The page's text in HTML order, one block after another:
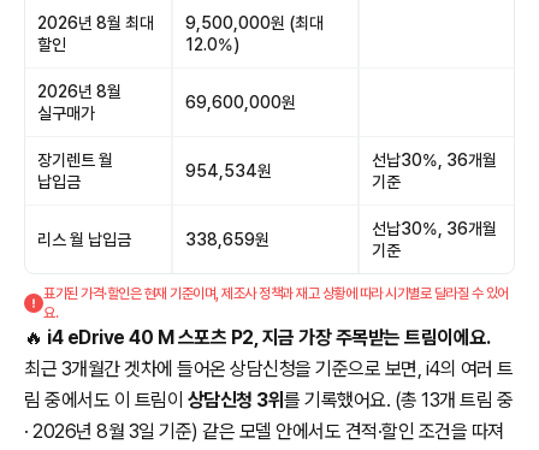
2026년 8월 최대
할인
9,500,000원 (최대
12.0%)
2026년 8월
실구매가
69,600,000원
장기렌트 월
납입금
954,534원
선납30%, 36개월
기준
리스 월 납입금 338,659원
선납30%, 36개월
기준
표기된 가격·할인은 현재 기준이며, 제조사 정책과 재고 상황에 따라 시기별로 달라질 수 있어
요.
🔥 i4 eDrive 40 M 스포츠 P2, 지금 가장 주목받는 트림이에요.
최근 3개월간 겟차에 들어온 상담신청을 기준으로 보면, i4의 여러 트
림 중에서도 이 트림이 상담신청 3위를 기록했어요. (총 13개 트림 중
· 2026년 8월 3일 기준) 같은 모델 안에서도 견적·할인 조건을 따져